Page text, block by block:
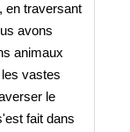
en traversant
avons
animaux
vastes
le
fait dans